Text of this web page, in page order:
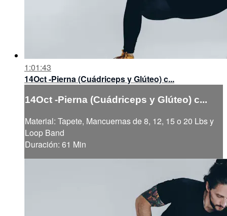
1:01:43
14Oct -Pierna (Cuádriceps y Glúteo) c...
14Oct -Pierna (Cuádriceps y Glúteo) c...
Material: Tapete, Mancuernas de 8, 12, 15 o 20 Lbs y
Loop Band
Duración: 61 Min